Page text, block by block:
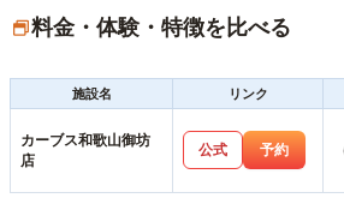
料金・体験・特徴を比べる
施設名
リンク
カーブス和歌山御坊
店
公式 予約